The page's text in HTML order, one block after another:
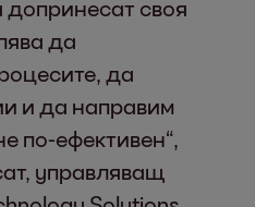
допринесат своя
да
да
и да направим
по-ефективен“,
управляващ